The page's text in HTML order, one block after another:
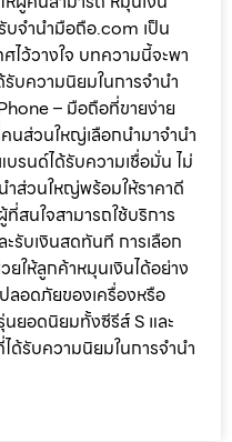
บจำนำมือถือ.com เป็น
ไว้วางใจ บทความนี้จะพา
บความนิยมในการจำนำ
– มือถือที่ขายง่าย
นส่วนใหญ่เลือกนำมาจำนำ
รนด์ได้รับความเชื่อมั่น ไม่
ำส่วนใหญ่พร้อมให้ราคาดี
สนใจสามารถใช้บริการ
ะรับเงินสดทันที การเลือก
ให้ลูกค้าหมุนเงินได้อย่าง
ลอดภัยของเครื่องหรือ
ยอดนิยมทั้งซีรีส์ S และ
รับความนิยมในการจำนำ